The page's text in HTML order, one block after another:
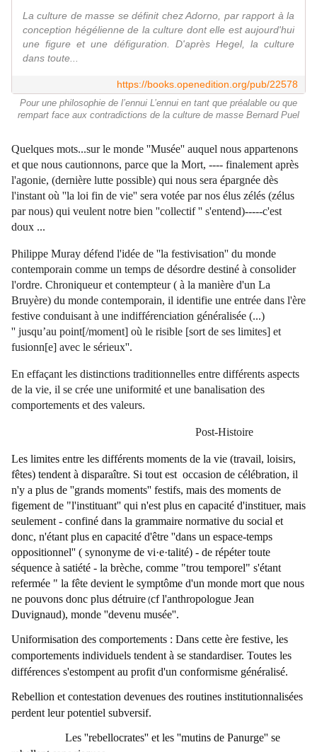
La culture de masse se définit chez Adorno, par rapport à la
conception hégélienne de la culture dont elle est aujourd'hui
une figure et une défiguration. D'après Hegel, la culture
dans toute...
https://books.openedition.org/pub/22578
Pour une philosophie de l’ennui L’ennui en tant que préalable ou que
rempart face aux contradictions de la culture de masse Bernard Puel
Quelques mots...sur le monde ''Musée'' auquel nous appartenons
et que nous cautionnons, parce que la Mort, ---- finalement après
l'agonie, (dernière lutte possible) qui nous sera épargnée dès
l'instant où ''la loi fin de vie'' sera votée par nos élus zélés (zélus
par nous) qui veulent notre bien ''collectif '' s'entend)-----c'est
doux ...
Philippe Muray défend l'idée de ''la festivisation'' du monde
contemporain comme un temps de désordre destiné à consolider
l'ordre. Chroniqueur et contempteur ( à la manière d'un La
Bruyère) du monde contemporain, il identifie une entrée dans l'ère
festive conduisant à une indifférenciation généralisée (...)
'' jusqu’au point[/moment] où le risible [sort de ses limites] et
fusionn[e] avec le sérieux''.
En effaçant les distinctions traditionnelles entre différents aspects
de la vie, il se crée une uniformité et une banalisation des
comportements et des valeurs.
Post-Histoire
Les limites entre les différents moments de la vie (travail, loisirs,
fêtes) tendent à disparaître. Si tout est occasion de célébration, il
n'y a plus de ''grands moments'' festifs, mais des moments de
figement de "l'instituant'' qui n'est plus en capacité d'instituer, mais
seulement - confiné dans la grammaire normative du social et
donc, n'étant plus en capacité d'être ''dans un espace-temps
oppositionnel'' ( synonyme de vi·e·talité) - de répéter toute
séquence à satiété - la brèche, comme "trou temporel" s'étant
refermée " la fête devient le symptôme d'un monde mort que nous
ne pouvons donc plus détruire(cf l'anthropologue Jean
Duvignaud), monde ''devenu musée''.
Uniformisation des comportements : Dans cette ère festive, les
comportements individuels tendent à se standardiser. Toutes les
différences s'estompent au profit d'un conformisme généralisé.
Rebellion et contestation devenues des routines institutionnalisées
perdent leur potentiel subversif.
Les ''rebellocrates'' et les ''mutins de Panurge'' se